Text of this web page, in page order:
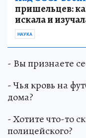
пришельцев:
искала и
НАУКА
- Вы признаете
- Чья кровь на
дома?
- Хотите что-то
полицейского?